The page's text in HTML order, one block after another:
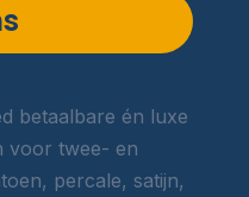
betaalbare én luxe
voor twee- en
percale, satijn,